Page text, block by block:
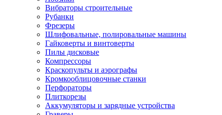
Вибраторы строительные
Рубанки
Фрезеры
Шлифовальные, полировальные машины
Гайковерты и винтоверты
Пилы дисковые
Компрессоры
Краскопульты и аэрографы
Кромкооблицовочные станки
Перфораторы
Плиткорезы
Аккумуляторы и зарядные устройства